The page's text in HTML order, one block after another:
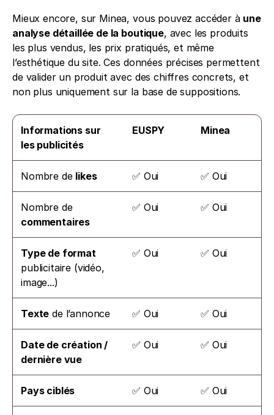
Mieux encore, sur Minea, vous pouvez accéder à une
analyse détaillée de la boutique, avec les produits
les plus vendus, les prix pratiqués, et même
l’esthétique du site. Ces données précises permettent
de valider un produit avec des chiffres concrets, et
non plus uniquement sur la base de suppositions.
Informations sur
les publicités
EUSPY Minea
Nombre de likes ✅ Oui ✅ Oui
Nombre de
commentaires
✅ Oui ✅ Oui
Type de format
publicitaire (vidéo,
image...)
✅ Oui ✅ Oui
Texte de l’annonce ✅ Oui ✅ Oui
Date de création /
dernière vue
✅ Oui ✅ Oui
Pays ciblés ✅ Oui ✅ Oui